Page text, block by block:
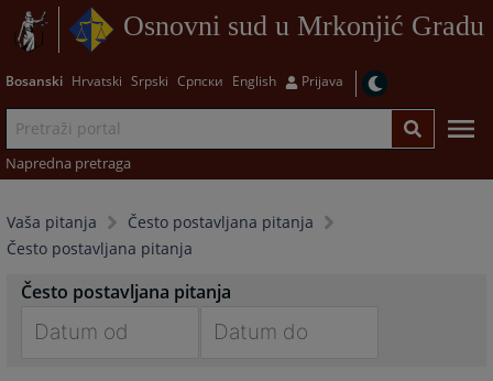
Osnovni sud u Mrkonjić Gradu
Bosanski Hrvatski Srpski Српски English Prijava
Napredna pretraga
Vaša pitanja
Često postavljana pitanja
Često postavljana pitanja
Često postavljana pitanja